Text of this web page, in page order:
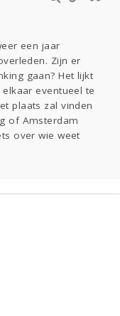
Mode & Beauty
Klussen
Aangeboden
Zien
een jaar
Zijn er
gaan? Het lijkt
eventueel te
plaats zal vinden
of Amsterdam
over wie weet